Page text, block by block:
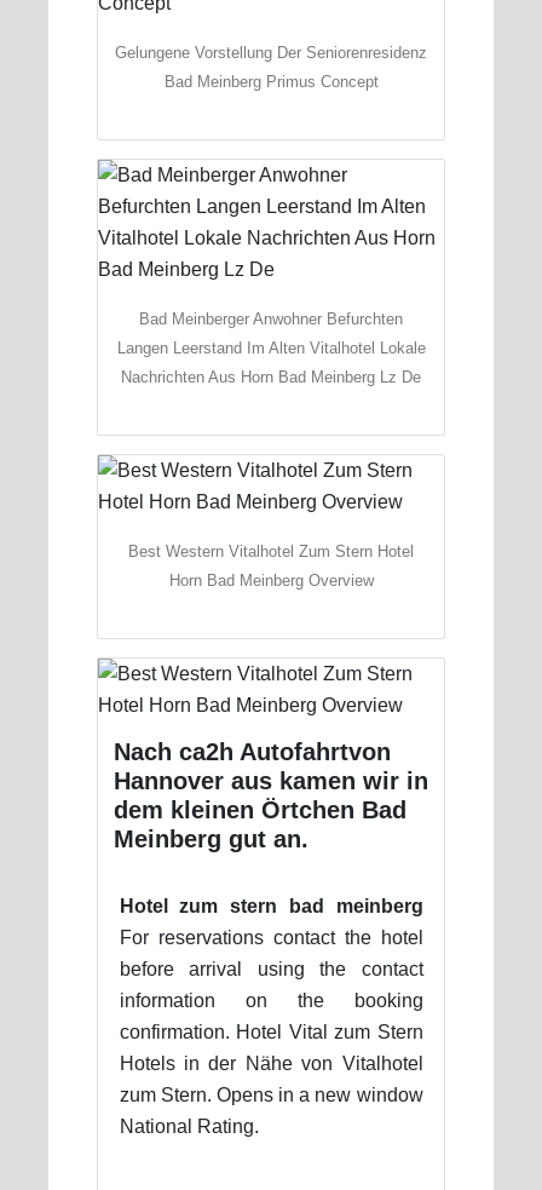
Gelungene Vorstellung Der Seniorenresidenz
Bad Meinberg Primus Concept
Bad Meinberger Anwohner Befurchten
Langen Leerstand Im Alten Vitalhotel Lokale
Nachrichten Aus Horn Bad Meinberg Lz De
Best Western Vitalhotel Zum Stern Hotel
Horn Bad Meinberg Overview
Nach ca2h Autofahrtvon
Hannover aus kamen wir in
dem kleinen Örtchen Bad
Meinberg gut an.
Hotel zum stern bad meinberg
For reservations contact the hotel
before arrival using the contact
information on the booking
confirmation. Hotel Vital zum Stern
Hotels in der Nähe von Vitalhotel
zum Stern. Opens in a new window
National Rating.